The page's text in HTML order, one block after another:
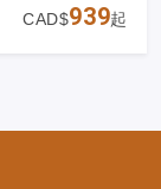
CAD$939起